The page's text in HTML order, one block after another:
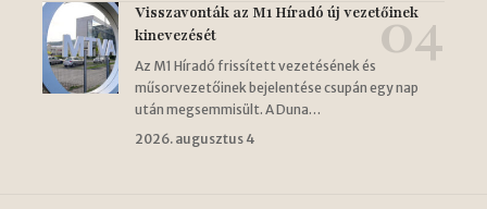
Visszavonták az M1 Híradó új vezetőinek
kinevezését
Az M1 Híradó frissített vezetésének és
műsorvezetőinek bejelentése csupán egy nap
után megsemmisült. A Duna…
2026. augusztus 4